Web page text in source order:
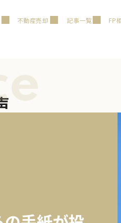
不動産売却 記事一覧 FP